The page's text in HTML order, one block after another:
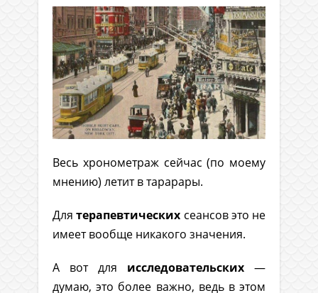
Весь хронометраж сейчас (по моему
мнению) летит в тарарары.
Длятерапевтических сеансов это не
имеет вообще никакого значения.
А вот для исследовательских —
думаю, это более важно, ведь в этом